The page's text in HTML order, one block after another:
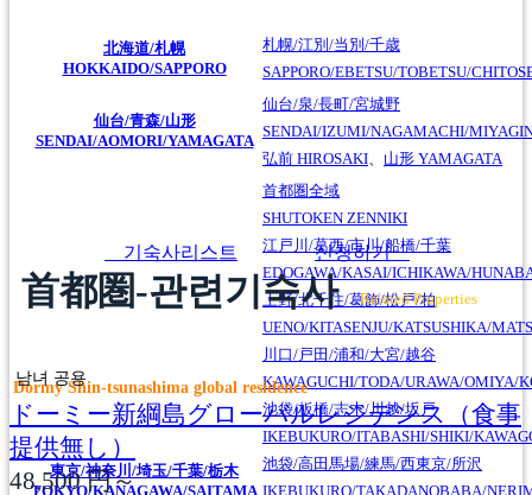
北海道/札幌
HOKKAIDO/SAPPORO
札幌/江別/当別/千歳
SAPPORO/EBETSU/TOBETSU/
仙台/青森/山形
SENDAI/AOMORI/YAMAGATA
仙台/泉/長町/宮城野
SENDAI/IZUMI/NAGAMACHI/
弘前 HIROSAKI、 山形 YAMAGATA
東京/神奈川/埼玉/千葉/栃木
TOKYO/KANAGAWA/SAITAMA
首都圏全域
SHUTOKEN ZENNIKI
江戸川/葛西/市川/船橋/千葉
EDOGAWA/KASAI/ICHIKAWA/
上野/北千住/葛飾/松戸/柏
UENO/KITASENJU/KATSUSHIKA/
川口/戸田/浦和/大宮/越谷
KAWAGUCHI/TODA/URAWA/OMIYA/
池袋/板橋/志木/川越/坂戸
IKEBUKURO/ITABASHI/SHIKI/
池袋/高田馬場/練馬/西東京/所沢
IKEBUKURO/TAKADANOBABA/
기숙사리스트 신청하기
首都圏-관련기숙사 Related Properties
남녀 공용
Dormy Shin-tsunashima global residence
ドーミー新綱島グローバルレジデンス（食事
提供無し）
48,500円～